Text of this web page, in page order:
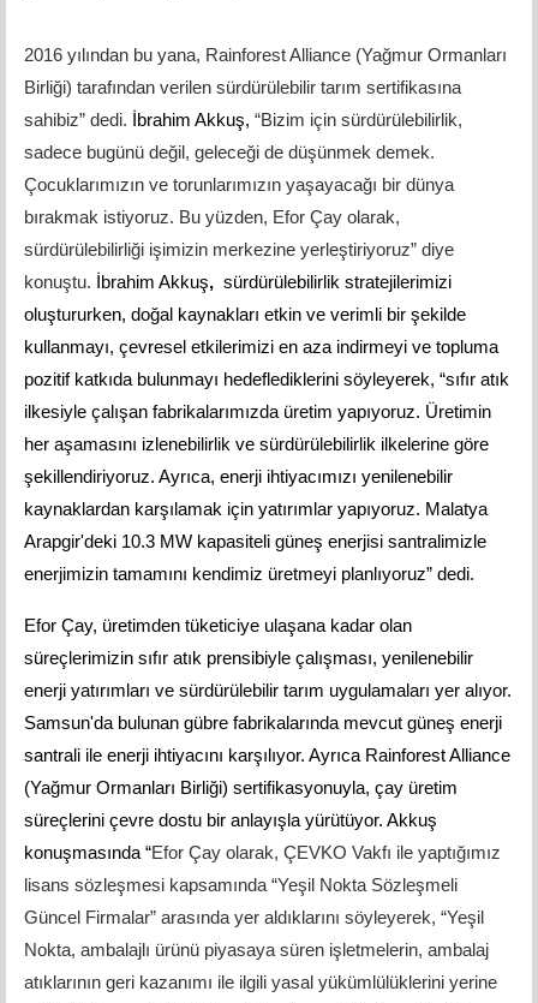
2016 yılından bu yana, Rainforest Alliance (Yağmur Ormanları
Birliği) tarafından verilen sürdürülebilir tarım sertifikasına
sahibiz” dedi.
İbrahim Akkuş, “Bizim için sürdürülebilirlik,
sadece bugünü değil, geleceği de düşünmek demek.
Çocuklarımızın ve torunlarımızın yaşayacağı bir dünya
bırakmak istiyoruz. Bu yüzden, Efor Çay olarak,
sürdürülebilirliği işimizin merkezine yerleştiriyoruz” diye
konuştu.
İbrahim Akkuş, sürdürülebilirlik stratejilerimizi
oluştururken, doğal kaynakları etkin ve verimli bir şekilde
kullanmayı, çevresel etkilerimizi en aza indirmeyi ve topluma
pozitif katkıda bulunmayı hedeflediklerini söyleyerek, “sıfır atık
ilkesiyle çalışan fabrikalarımızda üretim yapıyoruz. Üretimin
her aşamasını izlenebilirlik ve sürdürülebilirlik ilkelerine göre
şekillendiriyoruz. Ayrıca, enerji ihtiyacımızı yenilenebilir
kaynaklardan karşılamak için yatırımlar yapıyoruz. Malatya
Arapgir'deki 10.3 MW kapasiteli güneş enerjisi santralimizle
enerjimizin tamamını kendimiz üretmeyi planlıyoruz” dedi.
Efor Çay, üretimden tüketiciye ulaşana kadar olan
süreçlerimizin sıfır atık prensibiyle çalışması, yenilenebilir
enerji yatırımları ve sürdürülebilir tarım uygulamaları yer alıyor.
Samsun'da bulunan gübre fabrikalarında mevcut güneş enerji
santrali ile enerji ihtiyacını karşılıyor. Ayrıca Rainforest Alliance
(Yağmur Ormanları Birliği) sertifikasyonuyla, çay üretim
süreçlerini çevre dostu bir anlayışla yürütüyor. Akkuş
konuşmasında “Efor Çay olarak, ÇEVKO Vakfı ile yaptığımız
lisans sözleşmesi kapsamında “Yeşil Nokta Sözleşmeli
Güncel Firmalar” arasında yer aldıklarını söyleyerek, “Yeşil
Nokta, ambalajlı ürünü piyasaya süren işletmelerin, ambalaj
atıklarının geri kazanımı ile ilgili yasal yükümlülüklerini yerine